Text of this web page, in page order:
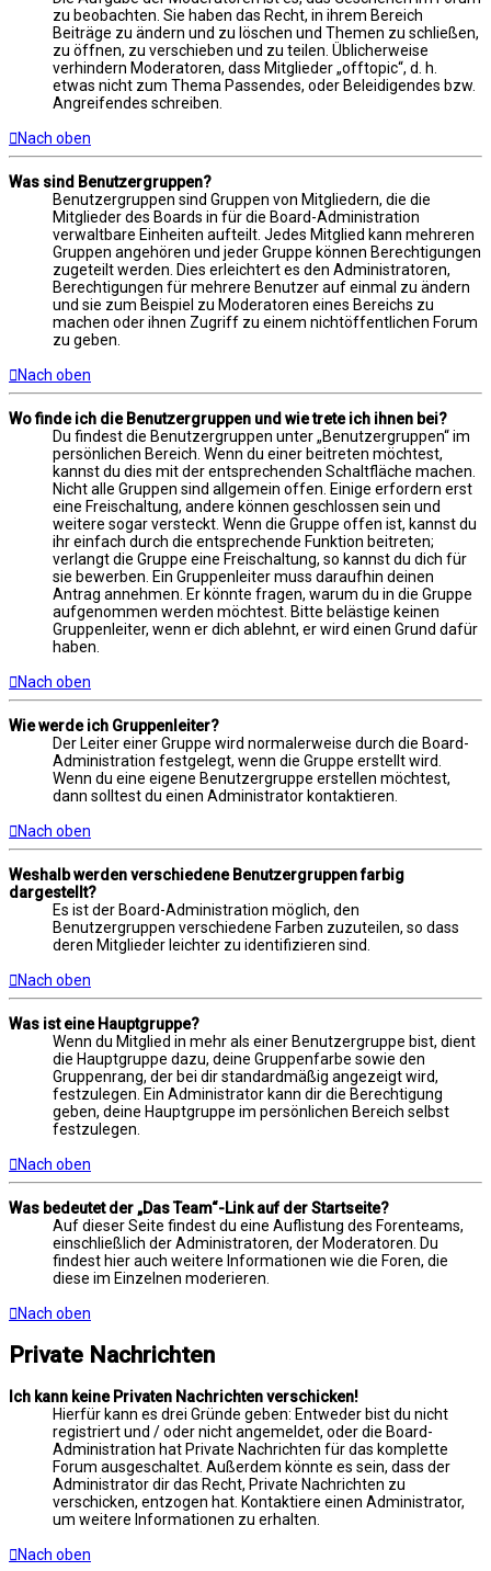
zu beobachten. Sie haben das Recht, in ihrem Bereich
Beiträge zu ändern und zu löschen und Themen zu schließen,
zu öffnen, zu verschieben und zu teilen. Üblicherweise
verhindern Moderatoren, dass Mitglieder „offtopic“, d. h.
etwas nicht zum Thema Passendes, oder Beleidigendes bzw.
Angreifendes schreiben.
Nach oben
Was sind Benutzergruppen?
Benutzergruppen sind Gruppen von Mitgliedern, die die
Mitglieder des Boards in für die Board-Administration
verwaltbare Einheiten aufteilt. Jedes Mitglied kann mehreren
Gruppen angehören und jeder Gruppe können Berechtigungen
zugeteilt werden. Dies erleichtert es den Administratoren,
Berechtigungen für mehrere Benutzer auf einmal zu ändern
und sie zum Beispiel zu Moderatoren eines Bereichs zu
machen oder ihnen Zugriff zu einem nichtöffentlichen Forum
zu geben.
Nach oben
Wo finde ich die Benutzergruppen und wie trete ich ihnen bei?
Du findest die Benutzergruppen unter „Benutzergruppen“ im
persönlichen Bereich. Wenn du einer beitreten möchtest,
kannst du dies mit der entsprechenden Schaltfläche machen.
Nicht alle Gruppen sind allgemein offen. Einige erfordern erst
eine Freischaltung, andere können geschlossen sein und
weitere sogar versteckt. Wenn die Gruppe offen ist, kannst du
ihr einfach durch die entsprechende Funktion beitreten;
verlangt die Gruppe eine Freischaltung, so kannst du dich für
sie bewerben. Ein Gruppenleiter muss daraufhin deinen
Antrag annehmen. Er könnte fragen, warum du in die Gruppe
aufgenommen werden möchtest. Bitte belästige keinen
Gruppenleiter, wenn er dich ablehnt, er wird einen Grund dafür
haben.
Nach oben
Wie werde ich Gruppenleiter?
Der Leiter einer Gruppe wird normalerweise durch die Board-
Administration festgelegt, wenn die Gruppe erstellt wird.
Wenn du eine eigene Benutzergruppe erstellen möchtest,
dann solltest du einen Administrator kontaktieren.
Nach oben
Weshalb werden verschiedene Benutzergruppen farbig
dargestellt?
Es ist der Board-Administration möglich, den
Benutzergruppen verschiedene Farben zuzuteilen, so dass
deren Mitglieder leichter zu identifizieren sind.
Nach oben
Was ist eine Hauptgruppe?
Wenn du Mitglied in mehr als einer Benutzergruppe bist, dient
die Hauptgruppe dazu, deine Gruppenfarbe sowie den
Gruppenrang, der bei dir standardmäßig angezeigt wird,
festzulegen. Ein Administrator kann dir die Berechtigung
geben, deine Hauptgruppe im persönlichen Bereich selbst
festzulegen.
Nach oben
Was bedeutet der „Das Team“-Link auf der Startseite?
Auf dieser Seite findest du eine Auflistung des Forenteams,
einschließlich der Administratoren, der Moderatoren. Du
findest hier auch weitere Informationen wie die Foren, die
diese im Einzelnen moderieren.
Nach oben
Private Nachrichten
Ich kann keine Privaten Nachrichten verschicken!
Hierfür kann es drei Gründe geben: Entweder bist du nicht
registriert und / oder nicht angemeldet, oder die Board-
Administration hat Private Nachrichten für das komplette
Forum ausgeschaltet. Außerdem könnte es sein, dass der
Administrator dir das Recht, Private Nachrichten zu
verschicken, entzogen hat. Kontaktiere einen Administrator,
um weitere Informationen zu erhalten.
Nach oben